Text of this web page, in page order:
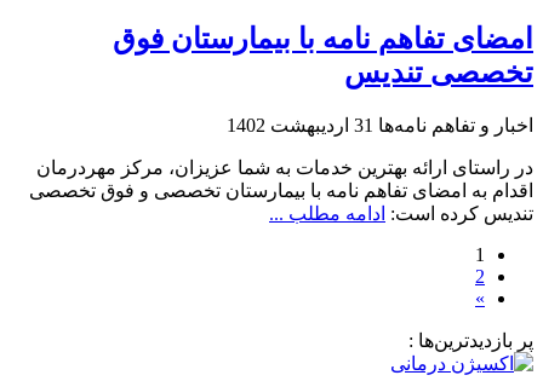
امضای تفاهم نامه با بیمارستان فوق
تخصصی تندیس
اخبار و تفاهم نامه‌ها 31 اردیبهشت 1402
در راستای ارائه بهترین خدمات به شما عزیزان، مرکز مهردرمان
اقدام به امضای تفاهم نامه با بیمارستان تخصصی و فوق تخصصی
تندیس کرده است: ادامه مطلب ...
1
2
»
پر بازدیدترین‌ها :